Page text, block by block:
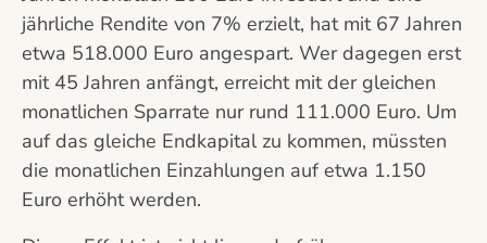
jährliche Rendite von 7% erzielt, hat mit 67 Jahren
etwa 518.000 Euro angespart. Wer dagegen erst
mit 45 Jahren anfängt, erreicht mit der gleichen
monatlichen Sparrate nur rund 111.000 Euro. Um
auf das gleiche Endkapital zu kommen, müssten
die monatlichen Einzahlungen auf etwa 1.150
Euro erhöht werden.